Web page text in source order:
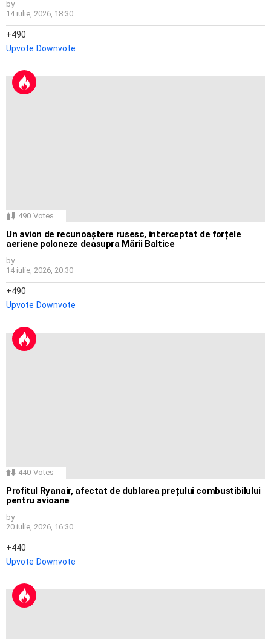
by
14 iulie, 2026, 18:30
490
Upvote Downvote
490 Votes
Un avion de recunoaștere rusesc, interceptat de forțele
aeriene poloneze deasupra Mării Baltice
by
14 iulie, 2026, 20:30
490
Upvote Downvote
440 Votes
Profitul Ryanair, afectat de dublarea prețului combustibilului
pentru avioane
by
20 iulie, 2026, 16:30
440
Upvote Downvote